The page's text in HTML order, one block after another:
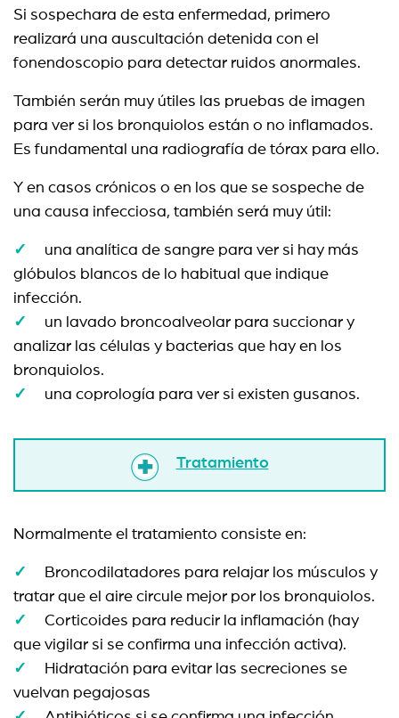
Si sospechara de esta enfermedad, primero
realizará una auscultación detenida con el
fonendoscopio para detectar ruidos anormales.
También serán muy útiles las pruebas de imagen
para ver si los bronquiolos están o no inflamados.
Es fundamental una radiografía de tórax para ello.
Y en casos crónicos o en los que se sospeche de
una causa infecciosa, también será muy útil:
una analítica de sangre para ver si hay más
glóbulos blancos de lo habitual que indique
infección.
un lavado broncoalveolar para succionar y
analizar las células y bacterias que hay en los
bronquiolos.
una coprología para ver si existen gusanos.
Tratamiento
Normalmente el tratamiento consiste en:
Broncodilatadores para relajar los músculos y
tratar que el aire circule mejor por los bronquiolos.
Corticoides para reducir la inflamación (hay
que vigilar si se confirma una infección activa).
Hidratación para evitar las secreciones se
vuelvan pegajosas